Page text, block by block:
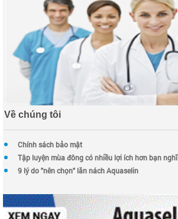
Về chúng tôi
Chính sách bảo mật
Tập luyện mùa đông có nhiều lợi ích hơn bạn nghĩ
9 lý do "nên chọn" lăn nách Aquaselin